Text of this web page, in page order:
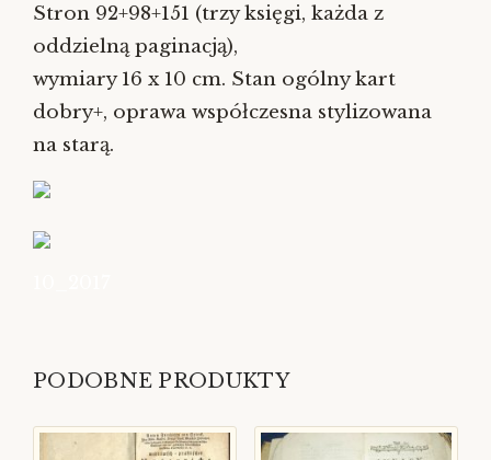
Stron 92+98+151 (trzy księgi, każda z
oddzielną paginacją),
wymiary 16 x 10 cm. Stan ogólny kart
dobry+, oprawa współczesna stylizowana
na starą.
PODOBNE PRODUKTY